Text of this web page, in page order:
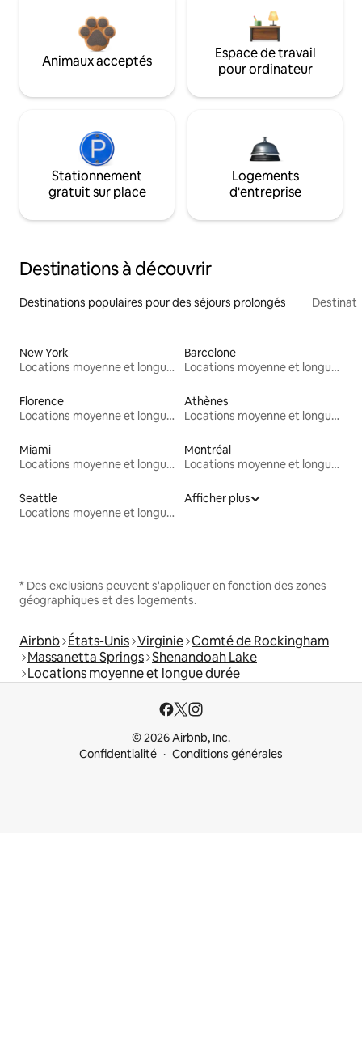
Animaux acceptés
Espace de travail
pour ordinateur
Stationnement
gratuit sur place
Logements
d'entreprise
Destinations à découvrir
Destinations populaires pour des séjours prolongés
New York
Locations moyenne et longue durée
Barcelone
Locations moyenne et longue durée
Florence
Locations moyenne et longue durée
Athènes
Locations moyenne et longue durée
Miami
Locations moyenne et longue durée
Montréal
Locations moyenne et longue durée
Seattle
Locations moyenne et longue durée
Afficher plus
* Des exclusions peuvent s'appliquer en fonction des zones
géographiques et des logements.
Airbnb États-Unis Virginie Comté de Rockingham
Massanetta Springs Shenandoah Lake
Locations moyenne et longue durée
© 2026 Airbnb, Inc.
Confidentialité
Conditions générales